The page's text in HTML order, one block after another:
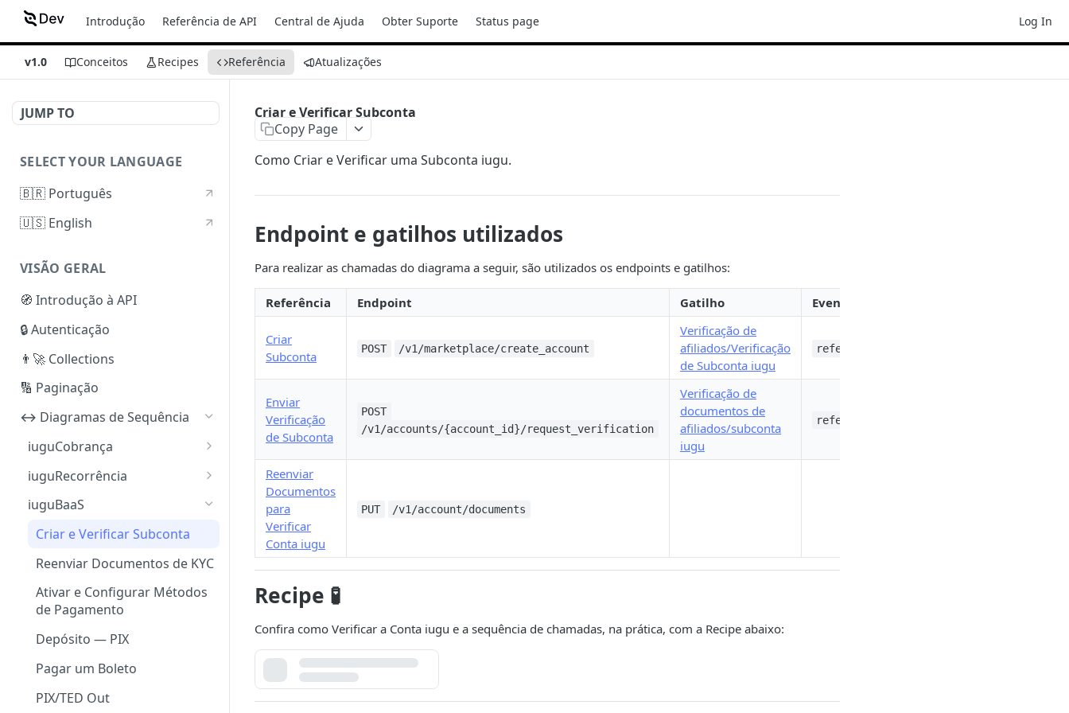
Introdução Referência de API Central de Ajuda Obter Suporte Status page Log In
v1.0 Conceitos Recipes Referência Atualizações
JUMP TO
SELECT YOUR LANGUAGE
🇧🇷 Português
🇺🇸 English
VISÃO GERAL
🧭 Introdução à API
🔒 Autenticação
👨‍🚀 Collections
🔢 Paginação
↔️ Diagramas de Sequência
iuguCobrança
PIX
Boleto Bancário
Cartão de Crédito (PCI)
Cartão de Crédito (não PCI)
Reembolso [PIX]
Reembolso [Boleto Bancário
— Sugestão]
Reembolso [Cartão de
Crédito]
Criar Método de Pagamento
iuguRecorrência
Pix (Checkout Transparente)
Boleto Bancário (Checkout
Transparente)
Checkout iugu (todos os
métodos)
iuguBaaS
Criar e Verificar Subconta
Reenviar Documentos de KYC
Ativar e Configurar Métodos
de Pagamento
Depósito — PIX
Pagar um Boleto
PIX/TED Out
Criar e Verificar Subconta
Copy Page
Como Criar e Verificar uma Subconta iugu.
Endpoint e gatilhos utilizados
Para realizar as chamadas do diagrama a seguir, são utilizados os endpoints e gatilhos:
Referência Endpoint Gatilho Evento
Criar
Subconta
POST /v1/marketplace/create_account
Verificação de
afiliados/Verificação
de Subconta iugu
referrals.verification
Enviar
Verificação
de Subconta
POST
/v1/accounts/{account_id}/request_verification
Verificação de
documentos de
afiliados/subconta
iugu
referrals.document_status_change
Reenviar
Documentos
para
Verificar
Conta iugu
PUT /v1/account/documents
Recipe 🧪
Confira como Verificar a Conta iugu e a sequência de chamadas, na prática, com a Recipe abaixo: